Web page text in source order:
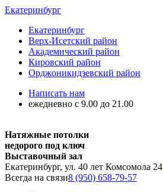
Екатеринбург
Екатеринбург
Верх-Исетский район
Академический район
Кировский район
Орджоникидзевский район
Написать нам
ежедневно с 9.00 до 21.00
Натяжные потолки
недорого под ключ
Выставочный зал
Екатеринбург, ул. 40 лет Комсомола 24
Всегда на связи8 (950) 658-79-57